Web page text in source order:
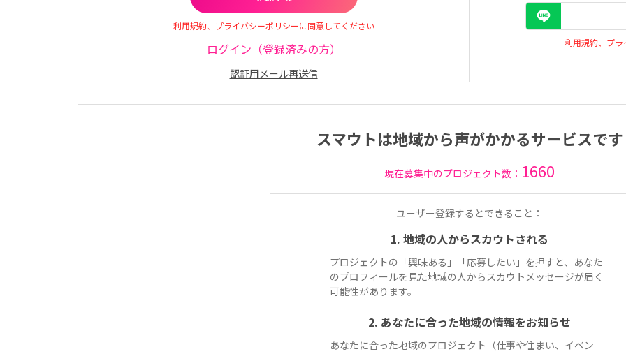
利用規約、プライバシーポリシーに同意してください
ログイン（登録済みの方）
認証用メール再送信
利用規約、プ
スマウトは地域から声がかかるサービスです
現在募集中のプロジェクト数： 1660
ユーザー登録するとできること：
1. 地域の人からスカウトされる
プロジェクトの「興味ある」「応募したい」を押すと、あなた
のプロフィールを見た地域の人からスカウトメッセージが届く
可能性があります。
2. あなたに合った地域の情報をお知らせ
あなたに合った地域のプロジェクト（仕事や住まい、イベン